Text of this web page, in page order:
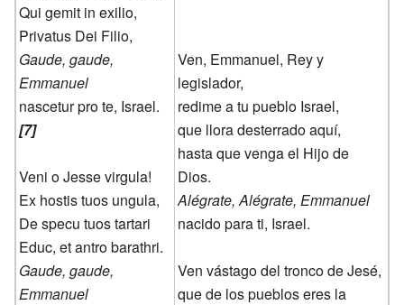
Qui gemit in exilio,
Privatus Dei Filio,
Gaude, gaude,
Emmanuel
nascetur pro te, Israel.
[7]
Veni o Jesse virgula!
Ex hostis tuos ungula,
De specu tuos tartari
Educ, et antro barathri.
Gaude, gaude,
Emmanuel
Ven, Emmanuel, Rey y
legislador,
redime a tu pueblo Israel,
que llora desterrado aquí,
hasta que venga el Hijo de
Dios.
Alégrate, Alégrate, Emmanuel
nacido para ti, Israel.
Ven vástago del tronco de Jesé,
que de los pueblos eres la